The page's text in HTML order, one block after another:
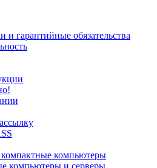
и гарантийные обязательства
компьютеры
компьютеры и серверы